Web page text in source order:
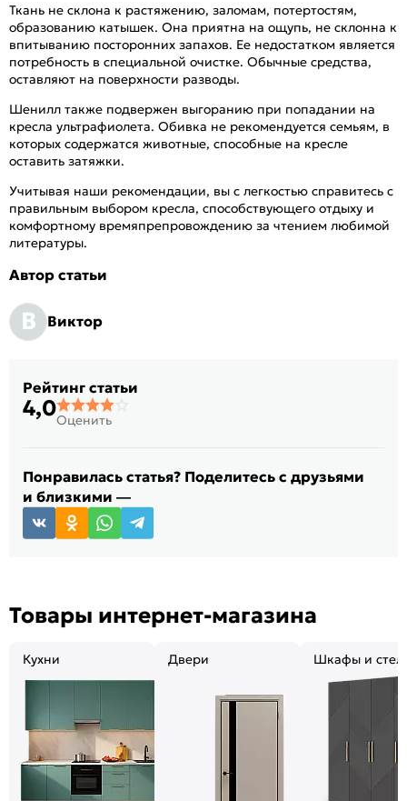
Ткань не склона к растяжению, заломам, потертостям,
образованию катышек. Она приятна на ощупь, не склонна к
впитыванию посторонних запахов. Ее недостатком является
потребность в специальной очистке. Обычные средства,
оставляют на поверхности разводы.
Шенилл также подвержен выгоранию при попадании на
кресла ультрафиолета. Обивка не рекомендуется семьям, в
которых содержатся животные, способные на кресле
оставить затяжки.
Учитывая наши рекомендации, вы с легкостью справитесь с
правильным выбором кресла, способствующего отдыху и
комфортному времяпрепровождению за чтением любимой
литературы.
Автор статьи
В Виктор
Рейтинг статьи
4,0Оценить
Понравилась статья? Поделитесь с друзьями
и близкими —
Товары интернет-магазина
Кухни Двери Шкафы и